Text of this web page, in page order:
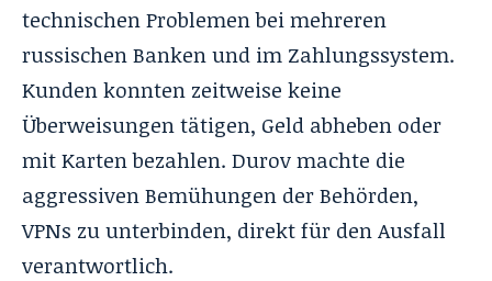
technischen Problemen bei mehreren
russischen Banken und im Zahlungssystem.
Kunden konnten zeitweise keine
Überweisungen tätigen, Geld abheben oder
mit Karten bezahlen. Durov machte die
aggressiven Bemühungen der Behörden,
VPNs zu unterbinden, direkt für den Ausfall
verantwortlich.